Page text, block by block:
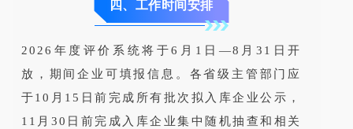
四、工作时间安排
2026年度评价系统将于6月1日—8月31日开
放，期间企业可填报信息。各省级主管部门应
于10月15日前完成所有批次拟入库企业公示，
11月30日前完成入库企业集中随机抽查和相关